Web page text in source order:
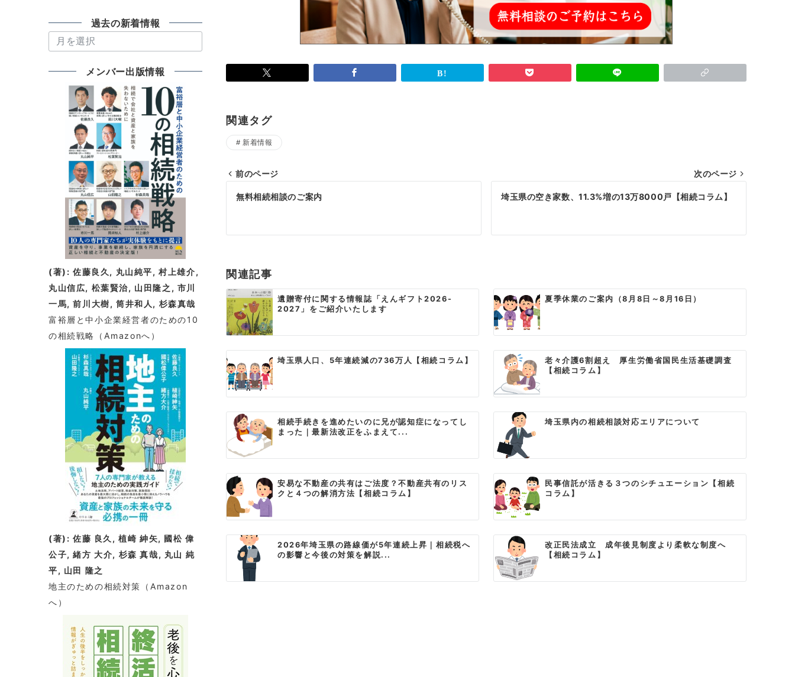
関連タグ
新着情報
投
ナ
ゲ
ー
シ
ョ
ン
前のページ
無料相続相談のご案内
次のページ
埼玉県の空き家数、11.3%増の13万8000戸【相続コラム】
関連記事
遺贈寄付に関する情報誌「えんギフト2026-
2027」をご紹介いたします
夏季休業のご案内（8月8日～8月16日）
埼玉県人口、5年連続減の736万人【相続コラム】
老々介護6割超え 厚生労働省国民生活基礎調査
【相続コラム】
相続手続きを進めたいのに兄が認知症になってし
まった｜最新法改正をふまえて...
埼玉県内の相続相談対応エリアについて
安易な不動産の共有はご法度？不動産共有のリス
クと４つの解消方法【相続コラム】
民事信託が活きる３つのシチュエーション【相続
コラム】
2026年埼玉県の路線価が5年連続上昇｜相続税へ
の影響と今後の対策を解説...
改正民法成立 成年後見制度より柔軟な制度へ
【相続コラム】
過去の新着情報
去
の
メンバー出版情報
(著): 佐藤良久, 丸山純平, 村上雄介,
丸山信広, 松葉賢治, 山田隆之, 市川
一馬, 前川大樹, 筒井和人, 杉森真哉
富裕層と中小企業経営者のための10
の相続戦略
（Amazonへ）
(著): 佐藤 良久, 植崎 紳矢, 國松 偉
公子, 緒方 大介, 杉森 真哉, 丸山 純
平, 山田 隆之
地主のための相続対策
（Amazon
へ）